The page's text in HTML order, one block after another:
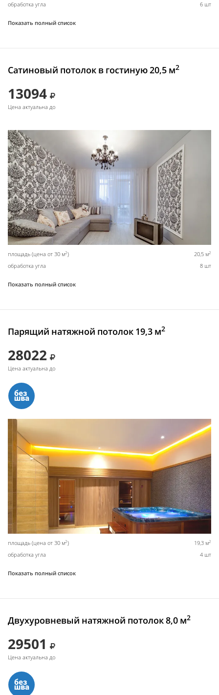
обработка угла 6 шт
Показать полный список
Сатиновый потолок в гостиную 20,5 м2
13094
Цена актуальна до
площадь (цена от 30 м2) 20,5 м2
обработка угла 8 шт
Показать полный список
Парящий натяжной потолок 19,3 м2
28022
Цена актуальна до
площадь (цена от 30 м2) 19,3 м2
обработка угла 4 шт
Показать полный список
Двухуровневый натяжной потолок 8,0 м2
29501
Цена актуальна до